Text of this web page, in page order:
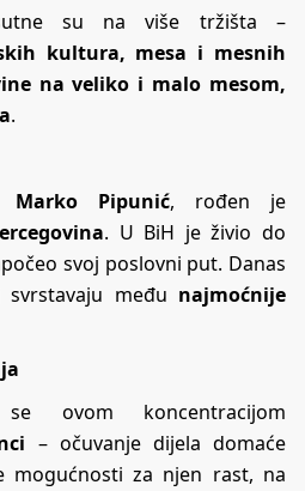
su na više tržišta –
kultura, mesa i mesnih
na veliko i malo mesom,
.
Marko Pipunić, rođen je
. U BiH je živio do
svoj poslovni put. Danas
među najmoćnije
ovom koncentracijom
– očuvanje dijela domaće
mogućnosti za njen rast, na